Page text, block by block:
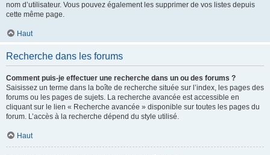
nom d’utilisateur. Vous pouvez également les supprimer de vos listes depuis
cette même page.
Haut
Recherche dans les forums
Comment puis-je effectuer une recherche dans un ou des forums ?
Saisissez un terme dans la boîte de recherche située sur l’index, les pages des
forums ou les pages de sujets. La recherche avancée est accessible en
cliquant sur le lien « Recherche avancée » disponible sur toutes les pages du
forum. L’accès à la recherche dépend du style utilisé.
Haut